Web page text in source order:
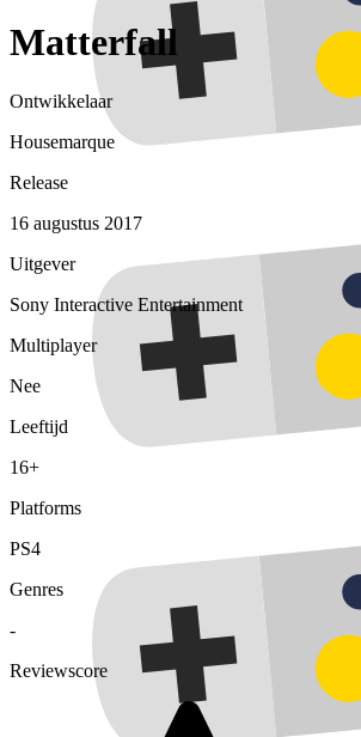
Matterfall
Ontwikkelaar
Housemarque
Release
16 augustus 2017
Uitgever
Sony Interactive Entertainment
Multiplayer
Nee
Leeftijd
16+
Platforms
PS4
Genres
-
Reviewscore